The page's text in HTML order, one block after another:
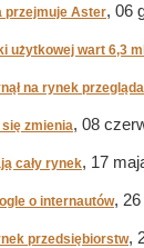
przejmuje Aster, 06
użytkowej wart 6,3
na rynek
zmienia, 08
cały rynek, 17
o internautów,
przedsiębiorstw,